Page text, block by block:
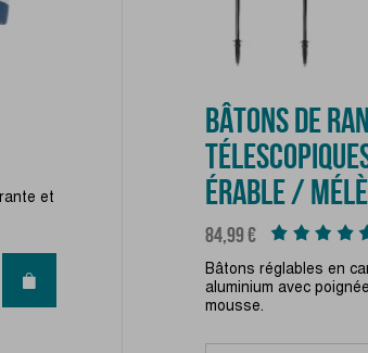
et
BÂTONS DE
ÉRABLE /
Prix
84,99 €
Bâtons réglables en
aluminium avec
mousse.